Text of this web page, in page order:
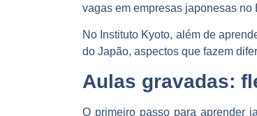
vagas em empresas japonesas no
No Instituto Kyoto, além de
do Japão, aspectos que fazem
Aulas gravadas:
O primeiro passo para aprender